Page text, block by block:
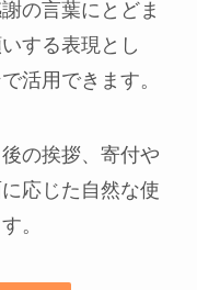
の言葉にとどま
する表現とし
活用できます。
の挨拶、寄付や
応じた自然な使
。